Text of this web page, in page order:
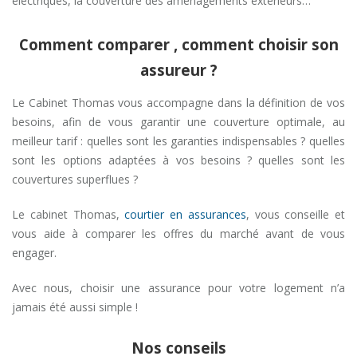
Comment comparer , comment choisir son
assureur ?
Le Cabinet Thomas vous accompagne dans la définition de vos
besoins, afin de vous garantir une couverture optimale, au
meilleur tarif : quelles sont les garanties indispensables ? quelles
sont les options adaptées à vos besoins ? quelles sont les
couvertures superflues ?
Le cabinet Thomas,courtier en assurances, vous conseille et
vous aide à comparer les offres du marché avant de vous
engager.
Avec nous, choisir une assurance pour votre logement n’a
jamais été aussi simple !
Nos conseils